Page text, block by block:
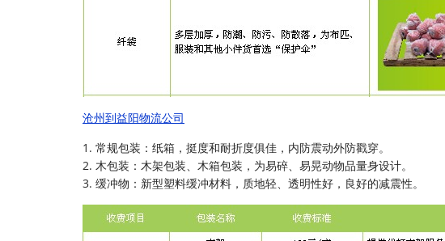
沧州到益阳物流公司
1. 常规包装：纸箱，挺度和耐折度俱佳，内防震动外防戳穿。
2. 木包装：木架包装、木箱包装，为易碎、易晃动物品量身设计。
3. 缓冲物：新型塑料缓冲材料，质地轻、透明性好，良好的减震性。